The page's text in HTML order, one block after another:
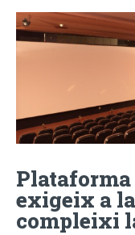
exigeix a
compleixi